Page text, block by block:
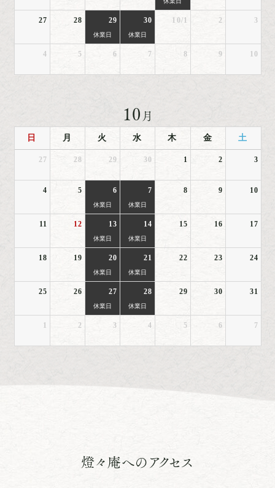
27 28 29
休業日
30
休業日
10/1 2 3
4 5 6 7 8 9 10
10 月
日 月 火 水 木 金 土
27 28 29 30 1 2 3
4 5 6
休業日
7
休業日
8 9 10
11 12 13
休業日
14
休業日
15 16 17
18 19 20
休業日
21
休業日
22 23 24
25 26 27
休業日
28
休業日
29 30 31
1 2 3 4 5 6 7
燈々庵へのアクセス